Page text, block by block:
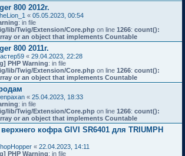
800 2012г.
« 05.05.2023, 00:54
: in file
lib/Twig/Extension/Core.php on line 1266: count():
or an object that implements Countable
800 2011г.
« 29.04.2023, 22:28
PHP Warning: in file
lib/Twig/Extension/Core.php on line 1266: count():
or an object that implements Countable
« 25.04.2023, 18:33
: in file
lib/Twig/Extension/Core.php on line 1266: count():
or an object that implements Countable
кофра GIVI SR6401 для TRIUMPH
« 22.04.2023, 14:11
PHP Warning: in file